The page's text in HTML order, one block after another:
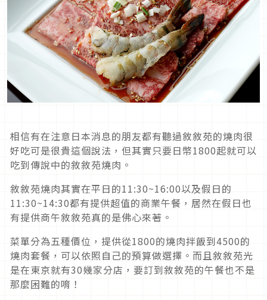
相信有在注意日本消息的朋友都有聽過敘敘苑的燒肉很
好吃可是很貴這個說法，但其實只要日幣1800起就可以
吃到傳說中的敘敘苑燒肉。
敘敘苑燒肉其實在平日的11:30~16:00以及假日的
11:30~14:30都有提供超值的商業午餐，居然在假日也
有提供商午敘敘苑真的是佛心來著。
菜單分為五種價位，提供從1800的燒肉拌飯到4500的
燒肉套餐，可以依照自己的預算做選擇。而且敘敘苑光
是在東京就有30幾家分店，要訂到敘敘苑的午餐也不是
那麼困難的唷！